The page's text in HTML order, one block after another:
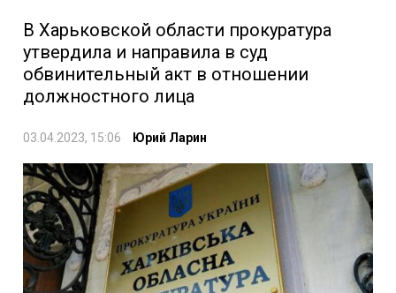
В Харьковской области прокуратура
утвердила и направила в суд
обвинительный акт в отношении
должностного лица
03.04.2023, 15:06 Юрий Ларин